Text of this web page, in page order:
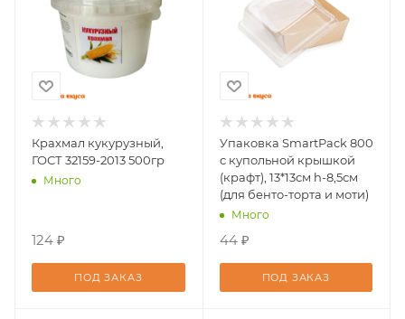
Крахмал кукурузный,
ГОСТ 32159-2013 500гр
Много
124 ₽
ПОД ЗАКАЗ
Упаковка SmartPack 800
с купольной крышкой
(крафт), 13*13см h-8,5см
(для бенто-торта и моти)
Много
44 ₽
ПОД ЗАКАЗ